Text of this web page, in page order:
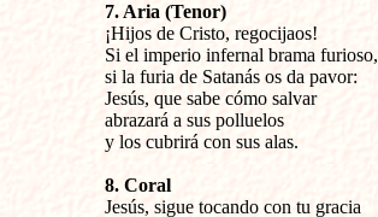
7. Aria (Tenor)
¡Hijos de Cristo, regocijaos!
Si el imperio infernal brama furioso,
si la furia de Satanás os da pavor:
Jesús, que sabe cómo salvar
abrazará a sus polluelos
y los cubrirá con sus alas.
8. Coral
Jesús, sigue tocando con tu gracia